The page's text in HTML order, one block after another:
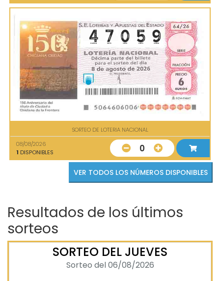
SORTEO DE LOTERIA NACIONAL
08/08/2026
1 DISPONIBLES 0
VER TODOS LOS NÚMEROS DISPONIBLES
Resultados de los últimos
sorteos
SORTEO DEL JUEVES
Sorteo del 06/08/2026